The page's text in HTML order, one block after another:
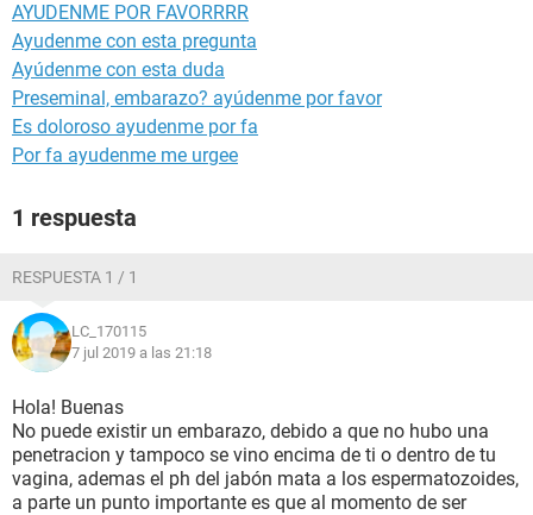
AYUDENME POR FAVORRRR
Ayudenme con esta pregunta
Ayúdenme con esta duda
Preseminal, embarazo? ayúdenme por favor
Es doloroso ayudenme por fa
Por fa ayudenme me urgee
1 respuesta
RESPUESTA 1 / 1
LC_170115
7 jul 2019 a las 21:18
Hola! Buenas
No puede existir un embarazo, debido a que no hubo una
penetracion y tampoco se vino encima de ti o dentro de tu
vagina, ademas el ph del jabón mata a los espermatozoides,
a parte un punto importante es que al momento de ser